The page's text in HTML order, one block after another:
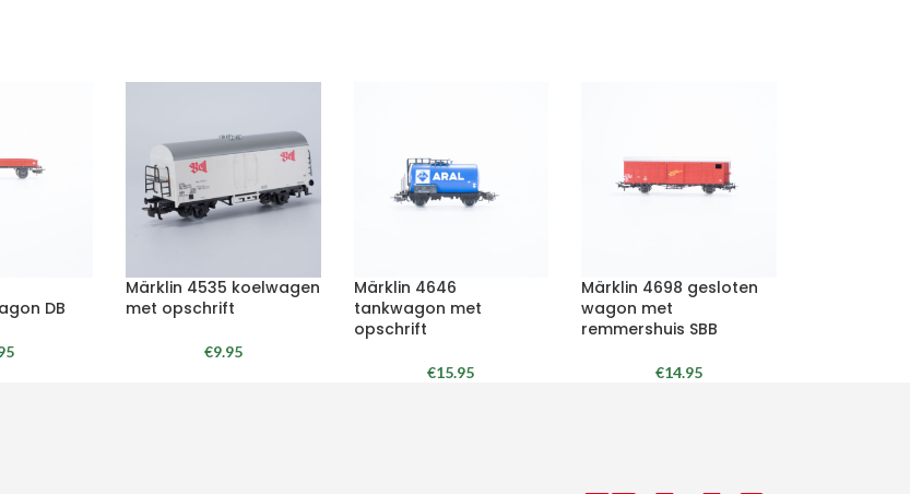
DB
Märklin 4535 koelwagen
met opschrift
€9.95
Märklin 4646
tankwagon met
opschrift
€15.95
Märklin 4698 gesloten
wagon met
remmershuis SBB
€14.95